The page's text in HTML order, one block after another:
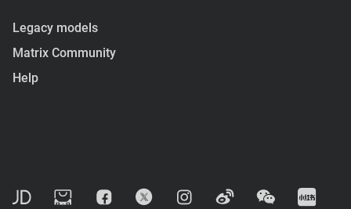
Legacy models
Matrix Community
Help